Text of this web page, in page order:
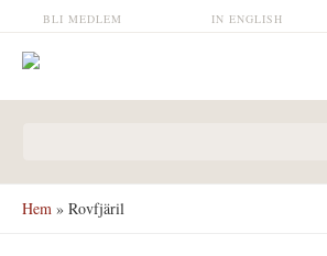
Hoppa till huvudinnehåll IN ENGLISH
BLI MEDLEM
Hem » Rovfjäril